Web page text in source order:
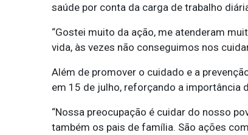
saúde por conta da carga de trabalho
“Gostei muito da ação, me atenderam
vida, às vezes não conseguimos nos
Além de promover o cuidado e a
em 15 de julho, reforçando a importância
“Nossa preocupação é cuidar do nosso
também os pais de família. São ações